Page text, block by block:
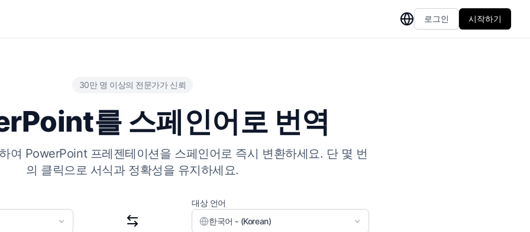
로그인 시작하기
30만 명 이상의 전문가가 신뢰
를 스페인어로 번역
여 PowerPoint 프레젠테이션을 스페인어로 즉시 변환하세요. 단 몇 번
의 클릭으로 서식과 정확성을 유지하세요.
대상 언어
한국어 - (Korean)